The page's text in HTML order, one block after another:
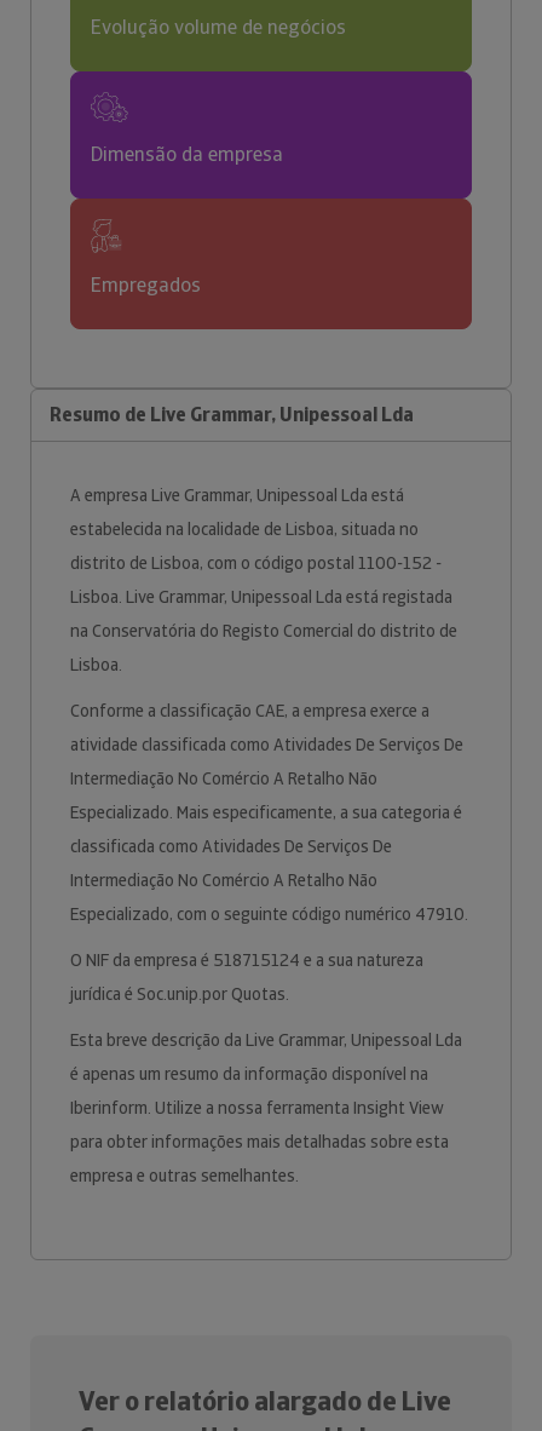
Evolução volume de negócios
Dimensão da empresa
Empregados
Resumo de Live Grammar, Unipessoal Lda
A empresa Live Grammar, Unipessoal Lda está
estabelecida na localidade de Lisboa, situada no
distrito de Lisboa, com o código postal 1100-152 -
Lisboa. Live Grammar, Unipessoal Lda está registada
na Conservatória do Registo Comercial do distrito de
Lisboa.
Conforme a classificação CAE, a empresa exerce a
atividade classificada como Atividades De Serviços De
Intermediação No Comércio A Retalho Não
Especializado. Mais especificamente, a sua categoria é
classificada como Atividades De Serviços De
Intermediação No Comércio A Retalho Não
Especializado, com o seguinte código numérico 47910.
O NIF da empresa é 518715124 e a sua natureza
jurídica é Soc.unip.por Quotas.
Esta breve descrição da Live Grammar, Unipessoal Lda
é apenas um resumo da informação disponível na
Iberinform. Utilize a nossa ferramenta Insight View
para obter informações mais detalhadas sobre esta
empresa e outras semelhantes.
Ver o relatório alargado de Live